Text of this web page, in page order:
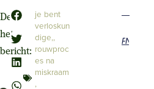
Deel
het
bericht:
je bent
verloskun
dige,,
rouwproc
es na
miskraam
,
Previous